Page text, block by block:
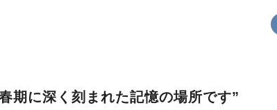
期に深く刻まれた記憶の場所です”